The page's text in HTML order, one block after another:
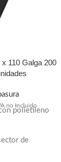
110 Galga 200
no Incluido
polietileno
de